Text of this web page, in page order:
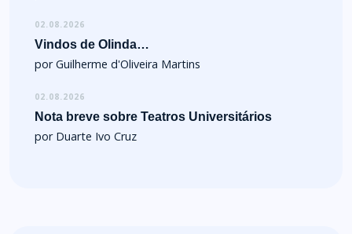
02.08.2026
Vindos de Olinda…
por Guilherme d'Oliveira Martins
02.08.2026
Nota breve sobre Teatros Universitários
por Duarte Ivo Cruz